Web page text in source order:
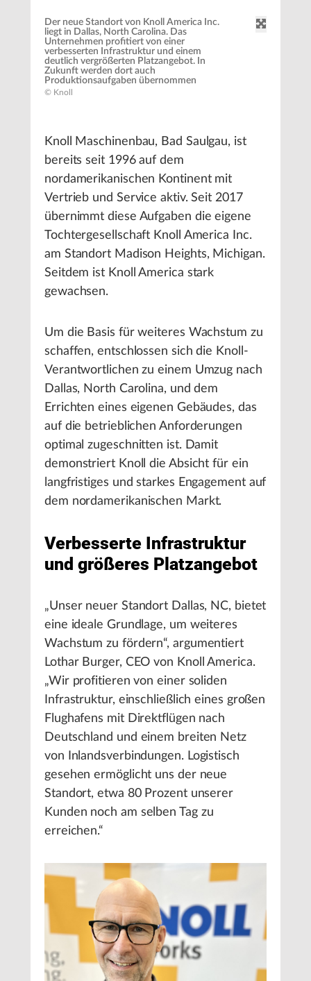
Der neue Standort von Knoll America Inc.
liegt in Dallas, North Carolina. Das
Unternehmen profitiert von einer
verbesserten Infrastruktur und einem
deutlich vergrößerten Platzangebot. In
Zukunft werden dort auch
Produktionsaufgaben übernommen
© Knoll
Knoll Maschinenbau, Bad Saulgau, ist
bereits seit 1996 auf dem
nordamerikanischen Kontinent mit
Vertrieb und Service aktiv. Seit 2017
übernimmt diese Aufgaben die eigene
Tochtergesellschaft Knoll America Inc.
am Standort Madison Heights, Michigan.
Seitdem ist Knoll America stark
gewachsen.
Um die Basis für weiteres Wachstum zu
schaffen, entschlossen sich die Knoll-
Verantwortlichen zu einem Umzug nach
Dallas, North Carolina, und dem
Errichten eines eigenen Gebäudes, das
auf die betrieblichen Anforderungen
optimal zugeschnitten ist. Damit
demonstriert Knoll die Absicht für ein
langfristiges und starkes Engagement auf
dem nordamerikanischen Markt.
Verbesserte Infrastruktur
und größeres Platzangebot
„Unser neuer Standort Dallas, NC, bietet
eine ideale Grundlage, um weiteres
Wachstum zu fördern“, argumentiert
Lothar Burger, CEO von Knoll America.
„Wir profitieren von einer soliden
Infrastruktur, einschließlich eines großen
Flughafens mit Direktflügen nach
Deutschland und einem breiten Netz
von Inlandsverbindungen. Logistisch
gesehen ermöglicht uns der neue
Standort, etwa 80 Prozent unserer
Kunden noch am selben Tag zu
erreichen.“